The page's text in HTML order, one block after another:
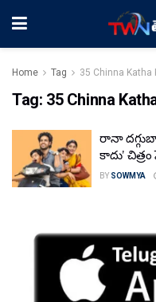
Home Tag 35 Chinna Katha
Tag: 35 Chinna
రానా
కాదు’
BY SOWMYA